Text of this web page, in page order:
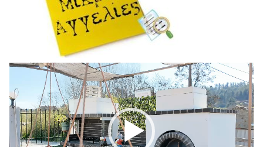
Πρόγραμμα
Αναπαραγωγής
Βίντεο